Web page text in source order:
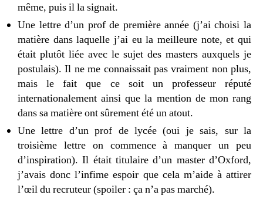
même, puis il la signait.
Une lettre d’un prof de première année (j’ai choisi la
matière dans laquelle j’ai eu la meilleure note, et qui
était plutôt liée avec le sujet des masters auxquels je
postulais). Il ne me connaissait pas vraiment non plus,
mais le fait que ce soit un professeur réputé
internationalement ainsi que la mention de mon rang
dans sa matière ont sûrement été un atout.
Une lettre d’un prof de lycée (oui je sais, sur la
troisième lettre on commence à manquer un peu
d’inspiration). Il était titulaire d’un master d’Oxford,
j’avais donc l’infime espoir que cela m’aide à attirer
l’œil du recruteur (spoiler : ça n’a pas marché).